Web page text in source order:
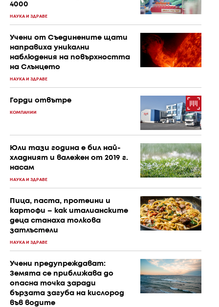
4000
НАУКА И ЗДРАВЕ
Учени от Съединените щати
направиха уникални
наблюдения на повърхността
на Слънцето
НАУКА И ЗДРАВЕ
Горди отвътре
КОМПАНИИ
Юли тази година е бил най-
хладният и валежен от 2019 г.
насам
НАУКА И ЗДРАВЕ
Пица, паста, протеини и
картофи – как италианските
деца станаха толкова
затлъстели
НАУКА И ЗДРАВЕ
Учени предупреждават:
Земята се приближава до
опасна точка заради
бързата загуба на кислород
във водите